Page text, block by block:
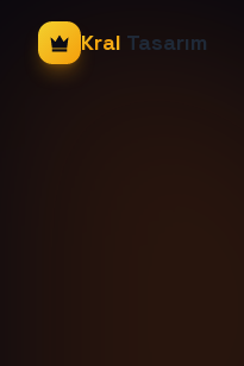
Kral Tasarım